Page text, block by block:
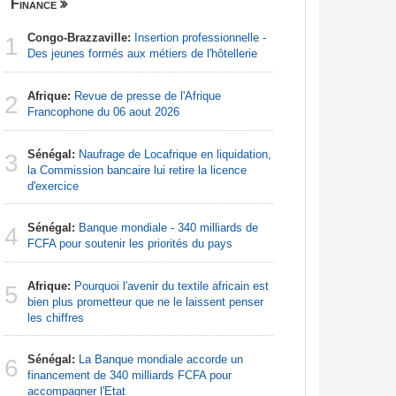
Finance
1 Congo-Brazzaville: Insertion professionnelle -
Des jeunes formés aux métiers de l'hôtellerie
2 Afrique: Revue de presse de l'Afrique
Francophone du 06 aout 2026
3 Sénégal: Naufrage de Locafrique en liquidation,
la Commission bancaire lui retire la licence
d'exercice
4 Sénégal: Banque mondiale - 340 milliards de
FCFA pour soutenir les priorités du pays
5 Afrique: Pourquoi l'avenir du textile africain est
bien plus prometteur que ne le laissent penser
les chiffres
6 Sénégal: La Banque mondiale accorde un
financement de 340 milliards FCFA pour
accompagner l'Etat